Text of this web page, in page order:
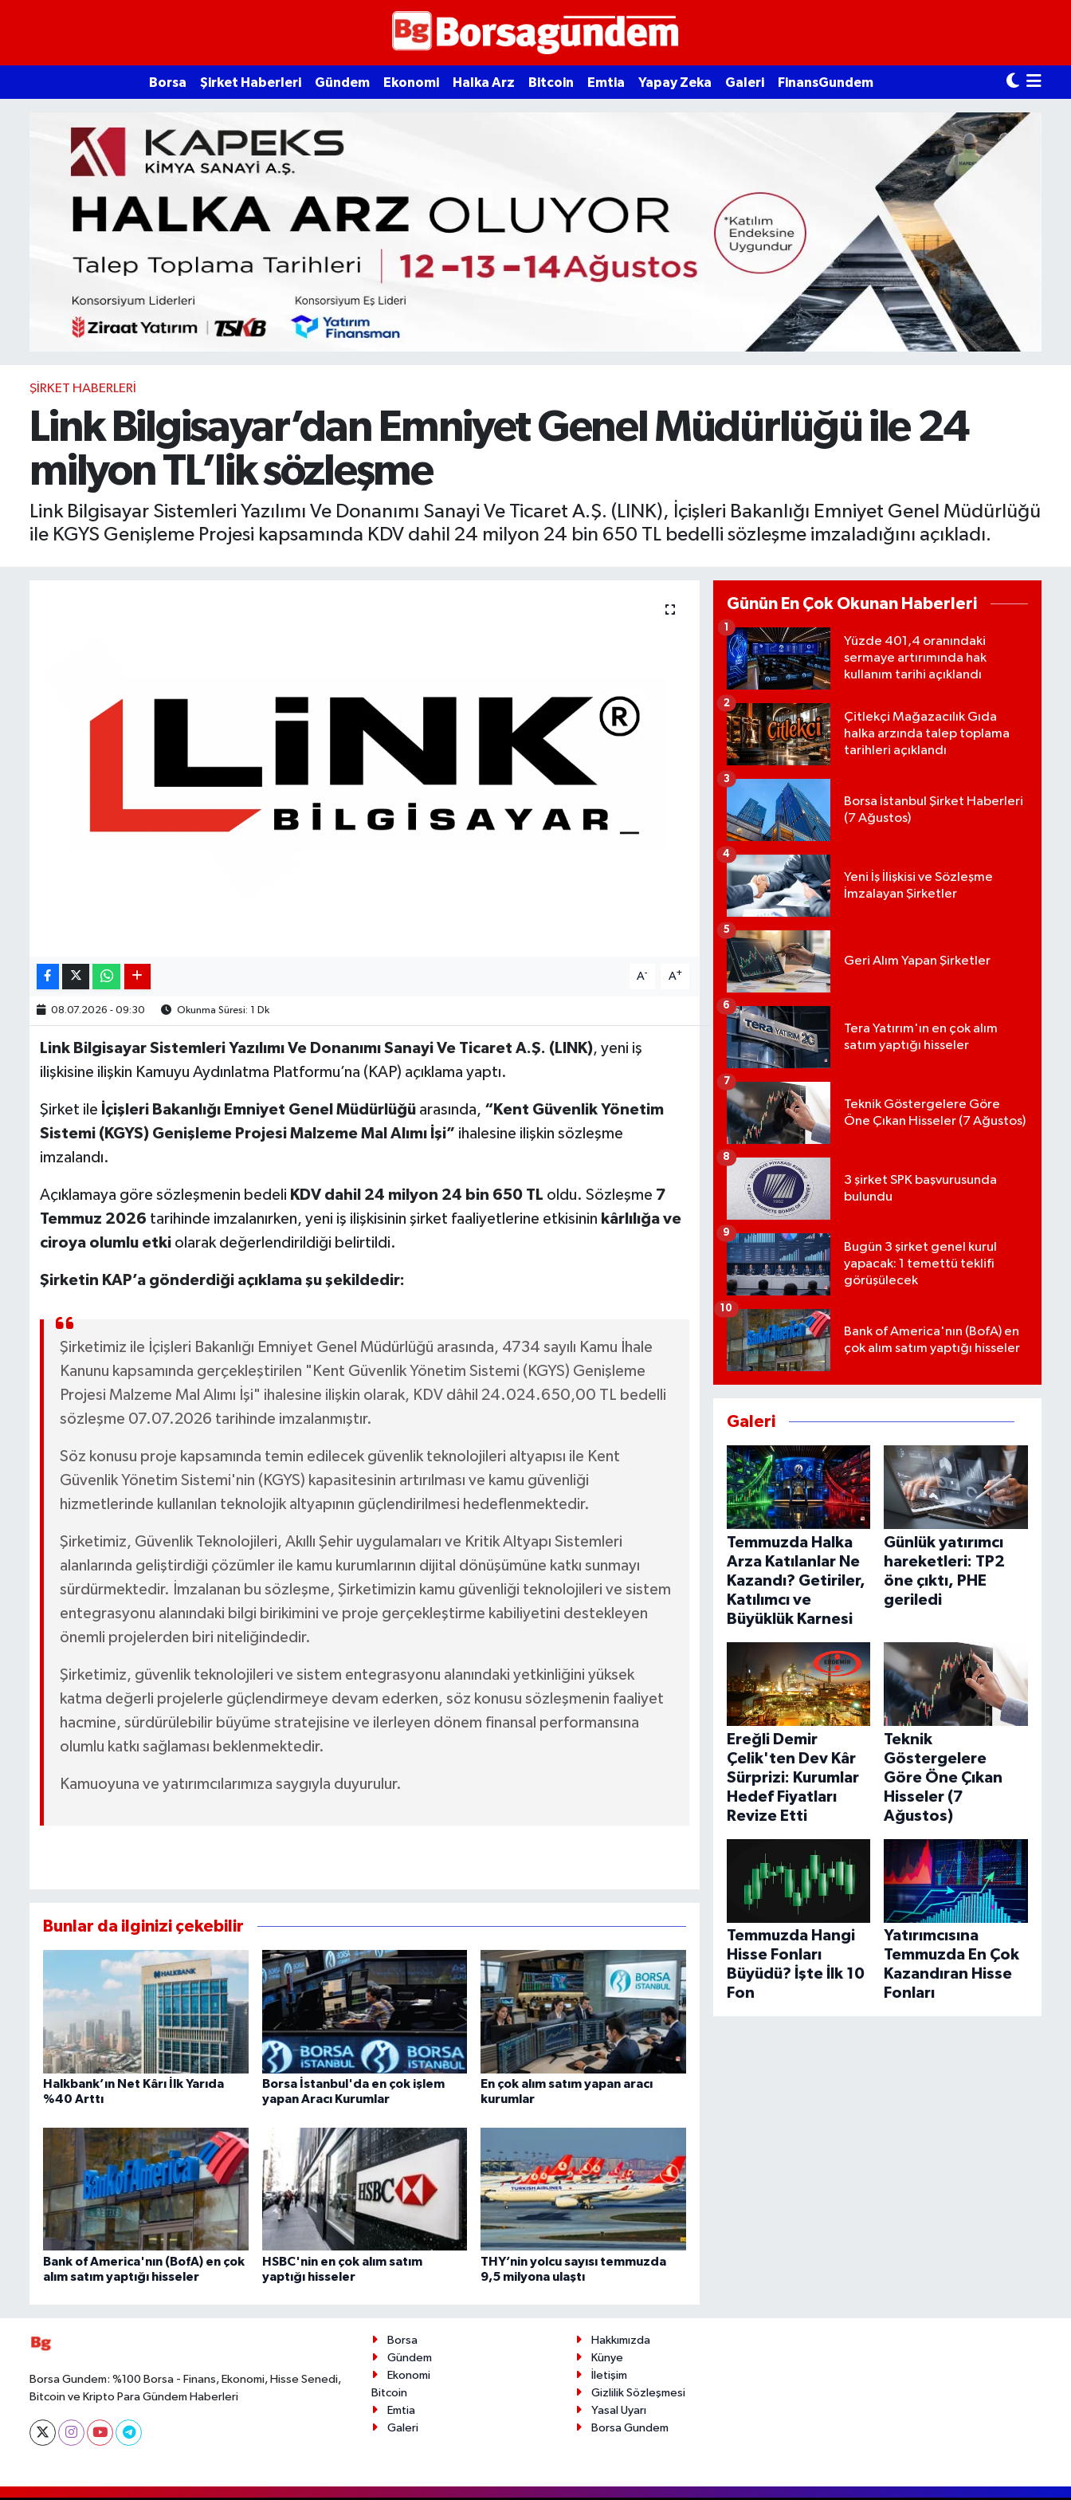
Borsa Şirket Haberleri Gündem Ekonomi Halka Arz Bitcoin Emtia Yapay Zeka Galeri FinansGundem
ŞIRKET HABERLERI
Link Bilgisayar’dan Emniyet Genel Müdürlüğü ile 24
milyon TL’lik sözleşme
Link Bilgisayar Sistemleri Yazılımı Ve Donanımı Sanayi Ve Ticaret A.Ş. (LINK), İçişleri Bakanlığı Emniyet Genel Müdürlüğü
ile KGYS Genişleme Projesi kapsamında KDV dahil 24 milyon 24 bin 650 TL bedelli sözleşme imzaladığını açıkladı.
A- A+
08.07.2026 - 09:30 Okunma Süresi: 1 Dk
Link Bilgisayar Sistemleri Yazılımı Ve Donanımı Sanayi Ve Ticaret A.Ş. (LINK), yeni iş
ilişkisine ilişkin Kamuyu Aydınlatma Platformu’na (KAP) açıklama yaptı.
Şirket ile İçişleri Bakanlığı Emniyet Genel Müdürlüğü arasında, “Kent Güvenlik Yönetim
Sistemi (KGYS) Genişleme Projesi Malzeme Mal Alımı İşi” ihalesine ilişkin sözleşme
imzalandı.
Açıklamaya göre sözleşmenin bedeli KDV dahil 24 milyon 24 bin 650 TL oldu. Sözleşme 7
Temmuz 2026 tarihinde imzalanırken, yeni iş ilişkisinin şirket faaliyetlerine etkisinin kârlılığa ve
ciroya olumlu etki olarak değerlendirildiği belirtildi.
Şirketin KAP’a gönderdiği açıklama şu şekildedir:
Şirketimiz ile İçişleri Bakanlığı Emniyet Genel Müdürlüğü arasında, 4734 sayılı Kamu İhale
Kanunu kapsamında gerçekleştirilen "Kent Güvenlik Yönetim Sistemi (KGYS) Genişleme
Projesi Malzeme Mal Alımı İşi" ihalesine ilişkin olarak, KDV dâhil 24.024.650,00 TL bedelli
sözleşme 07.07.2026 tarihinde imzalanmıştır.
Söz konusu proje kapsamında temin edilecek güvenlik teknolojileri altyapısı ile Kent
Güvenlik Yönetim Sistemi'nin (KGYS) kapasitesinin artırılması ve kamu güvenliği
hizmetlerinde kullanılan teknolojik altyapının güçlendirilmesi hedeflenmektedir.
Şirketimiz, Güvenlik Teknolojileri, Akıllı Şehir uygulamaları ve Kritik Altyapı Sistemleri
alanlarında geliştirdiği çözümler ile kamu kurumlarının dijital dönüşümüne katkı sunmayı
sürdürmektedir. İmzalanan bu sözleşme, Şirketimizin kamu güvenliği teknolojileri ve sistem
entegrasyonu alanındaki bilgi birikimini ve proje gerçekleştirme kabiliyetini destekleyen
önemli projelerden biri niteliğindedir.
Şirketimiz, güvenlik teknolojileri ve sistem entegrasyonu alanındaki yetkinliğini yüksek
katma değerli projelerle güçlendirmeye devam ederken, söz konusu sözleşmenin faaliyet
hacmine, sürdürülebilir büyüme stratejisine ve ilerleyen dönem finansal performansına
olumlu katkı sağlaması beklenmektedir.
Kamuoyuna ve yatırımcılarımıza saygıyla duyurulur.
Bunlar da ilginizi çekebilir
Halkbank’ın Net Kârı İlk Yarıda
%40 Arttı
Borsa İstanbul'da en çok işlem
yapan Aracı Kurumlar
En çok alım satım yapan aracı
kurumlar
Bank of America'nın (BofA) en çok
alım satım yaptığı hisseler
HSBC'nin en çok alım satım
yaptığı hisseler
THY’nin yolcu sayısı temmuzda
9,5 milyona ulaştı
Günün En Çok Okunan Haberleri
Yüzde 401,4 oranındaki
sermaye artırımında hak
kullanım tarihi açıklandı
1
Çitlekçi Mağazacılık Gıda
halka arzında talep toplama
tarihleri açıklandı
2
Borsa İstanbul Şirket Haberleri
(7 Ağustos)
3
Yeni İş İlişkisi ve Sözleşme
İmzalayan Şirketler
4
Geri Alım Yapan Şirketler
5
Tera Yatırım'ın en çok alım
satım yaptığı hisseler
6
Teknik Göstergelere Göre
Öne Çıkan Hisseler (7 Ağustos)
7
3 şirket SPK başvurusunda
bulundu
8
Bugün 3 şirket genel kurul
yapacak: 1 temettü teklifi
görüşülecek
9
Bank of America'nın (BofA) en
çok alım satım yaptığı hisseler
10
Galeri
Temmuzda Halka
Arza Katılanlar Ne
Kazandı? Getiriler,
Katılımcı ve
Büyüklük Karnesi
Günlük yatırımcı
hareketleri: TP2
öne çıktı, PHE
geriledi
Ereğli Demir
Çelik'ten Dev Kâr
Sürprizi: Kurumlar
Hedef Fiyatları
Revize Etti
Teknik
Göstergelere
Göre Öne Çıkan
Hisseler (7
Ağustos)
Temmuzda Hangi
Hisse Fonları
Büyüdü? İşte İlk 10
Fon
Yatırımcısına
Temmuzda En Çok
Kazandıran Hisse
Fonları
Borsa Gundem: %100 Borsa - Finans, Ekonomi, Hisse Senedi,
Bitcoin ve Kripto Para Gündem Haberleri
Borsa
Hakkımızda
Gündem
Künye
Ekonomi
İletişim
Bitcoin
Gizlilik Sözleşmesi
Emtia
Yasal Uyarı
Galeri
Borsa Gundem
Ekonomi
Emtia
Şirket Haberleri
BIST 100 Isı Haritası
Coin Isı Haritası
Ekonomik Takvim
Kiripto Para Piyasası
Gizlilik Sözleşmesi